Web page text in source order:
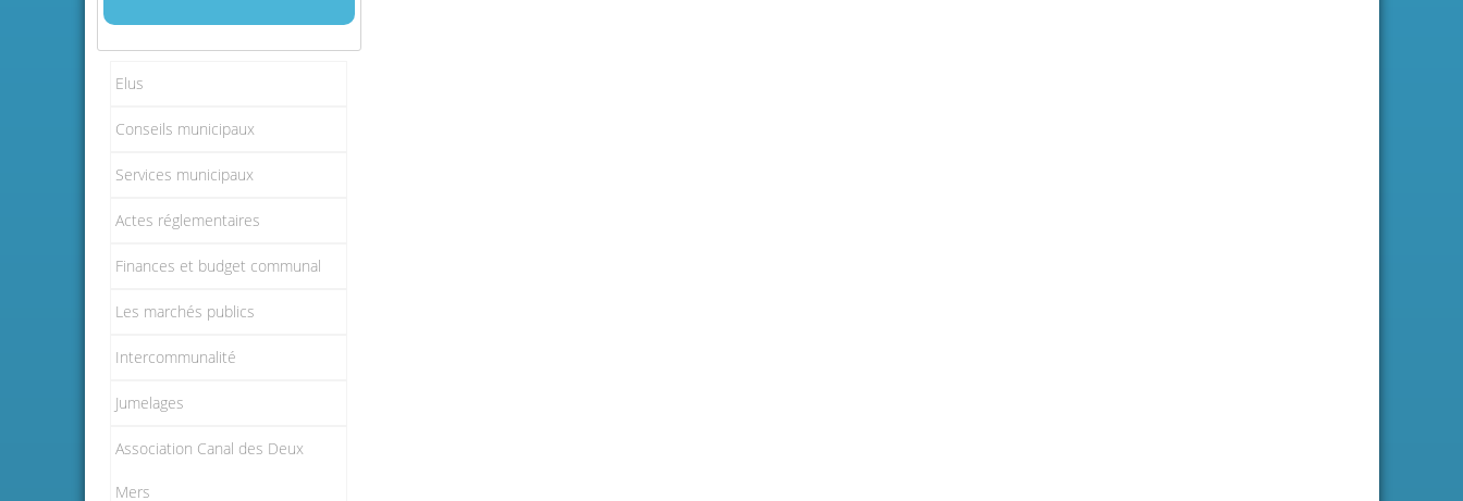
Elus
Conseils municipaux
Services municipaux
Actes réglementaires
Finances et budget communal
Les marchés publics
Intercommunalité
Jumelages
Association Canal des Deux
Mers